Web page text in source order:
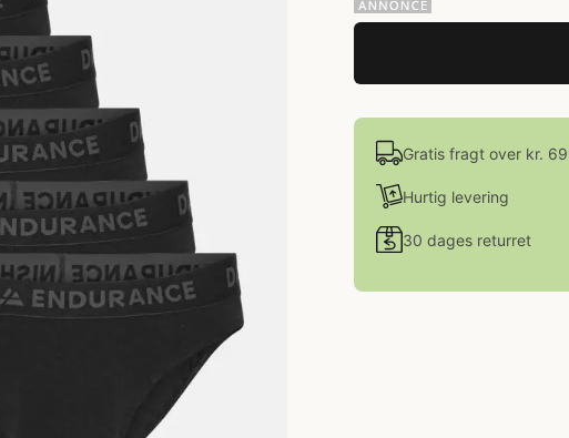
Gratis fragt over kr.
Hurtig levering
30 dages returret